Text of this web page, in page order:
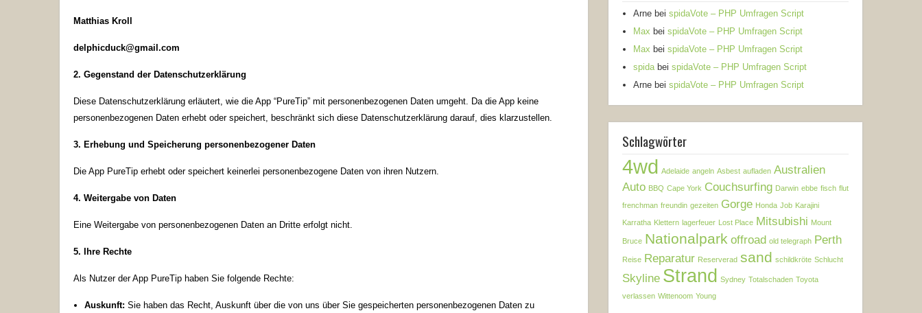
Matthias Kroll
delphicduck@gmail.com
2. Gegenstand der Datenschutzerklärung
Diese Datenschutzerklärung erläutert, wie die App “PureTip” mit personenbezogenen Daten umgeht. Da die App keine
personenbezogenen Daten erhebt oder speichert, beschränkt sich diese Datenschutzerklärung darauf, dies klarzustellen.
3. Erhebung und Speicherung personenbezogener Daten
Die App PureTip erhebt oder speichert keinerlei personenbezogene Daten von ihren Nutzern.
4. Weitergabe von Daten
Eine Weitergabe von personenbezogenen Daten an Dritte erfolgt nicht.
5. Ihre Rechte
Als Nutzer der App PureTip haben Sie folgende Rechte:
Auskunft: Sie haben das Recht, Auskunft über die von uns über Sie gespeicherten personenbezogenen Daten zu
Arne bei spidaVote – PHP Umfragen Script
Max bei spidaVote – PHP Umfragen Script
Max bei spidaVote – PHP Umfragen Script
spida bei spidaVote – PHP Umfragen Script
Arne bei spidaVote – PHP Umfragen Script
Schlagwörter
4wd Adelaide angeln Asbest aufladen Australien
Auto BBQ Cape York Couchsurfing Darwin ebbe fisch flut
frenchman freundin gezeiten Gorge Honda Job Karajini
Karratha Klettern lagerfeuer Lost Place Mitsubishi Mount
Bruce Nationalpark offroad old telegraph Perth
Reise Reparatur Reserverad sand schildkröte Schlucht
Skyline Strand Sydney Totalschaden Toyota
verlassen Wittenoom Young